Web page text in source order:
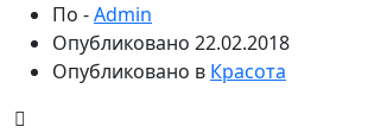
По -Admin
Опубликовано 22.02.2018
Опубликовано в Красота